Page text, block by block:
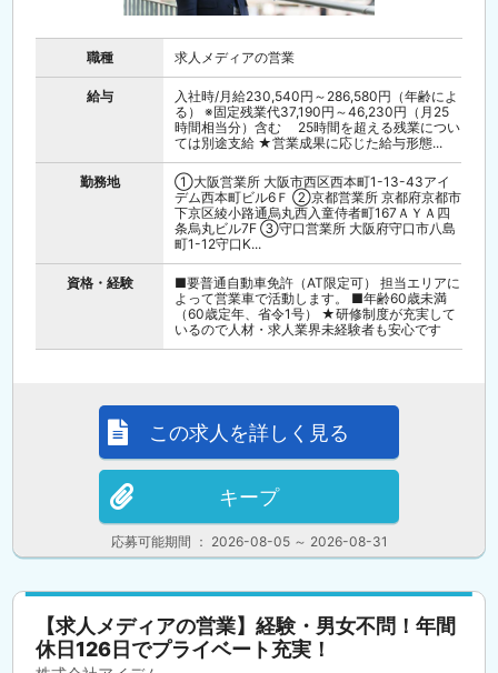
職種 求人メディアの営業
給与
入社時/月給230,540円～286,580円（年齢によ
る） ※固定残業代37,190円～46,230円（月25
時間相当分）含む 25時間を超える残業につい
ては別途支給 ★営業成果に応じた給与形態...
勤務地
①大阪営業所 大阪市西区西本町1-13-43アイ
デム西本町ビル6Ｆ ②京都営業所 京都府京都市
下京区綾小路通烏丸西入童侍者町167ＡＹＡ四
条烏丸ビル7F ③守口営業所 大阪府守口市八島
町1-12守口K...
資格・経験
■要普通自動車免許（AT限定可） 担当エリアに
よって営業車で活動します。 ■年齢60歳未満
（60歳定年、省令1号） ★研修制度が充実して
いるので人材・求人業界未経験者も安心です
応募可能期間 ： 2026-08-05 ～ 2026-08-31
この求人を詳しく見る
キープ
【求人メディアの営業】経験・男女不問！年間
休日126日でプライベート充実！